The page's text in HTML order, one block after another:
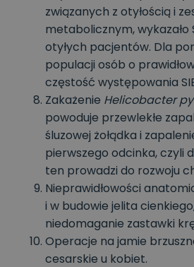
związanych z otyłością i
metabolicznym, wykazało
otyłych pacjentów. Dla
populacji osób o
częstość występowania
Zakażenie Helicobacter
powoduje przewlekłe
śluzowej żołądka i
pierwszego odcinka, czyli
ten prowadzi do rozwoju
Nieprawidłowości
i w budowie jelita
niedomaganie zastawki
Operacje na jamie
cesarskie u kobiet.